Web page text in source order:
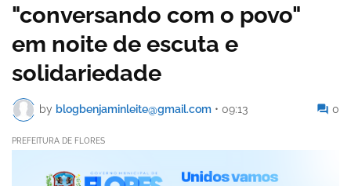
"conversando com o povo"
em noite de escuta e
solidariedade
by blogbenjaminleite@gmail.com • 09:13 0
PREFEITURA DE FLORES